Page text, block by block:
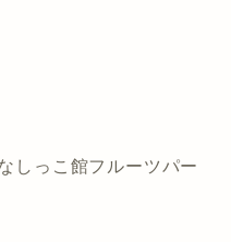
しっこ館フルーツパー